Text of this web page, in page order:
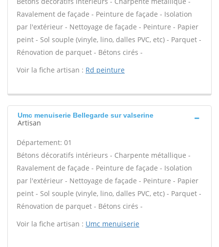
Ravalement de façade - Peinture de façade - Isolation
par l'extérieur - Nettoyage de façade - Peinture - Papier
peint - Sol souple (vinyle, lino, dalles PVC, etc) - Parquet -
Rénovation de parquet - Bétons cirés -
Voir la fiche artisan : Rd peinture
Umc menuiserie Bellegarde sur valserine
Artisan
Département: 01
Bétons décoratifs intérieurs - Charpente métallique -
Ravalement de façade - Peinture de façade - Isolation
par l'extérieur - Nettoyage de façade - Peinture - Papier
peint - Sol souple (vinyle, lino, dalles PVC, etc) - Parquet -
Rénovation de parquet - Bétons cirés -
Voir la fiche artisan : Umc menuiserie